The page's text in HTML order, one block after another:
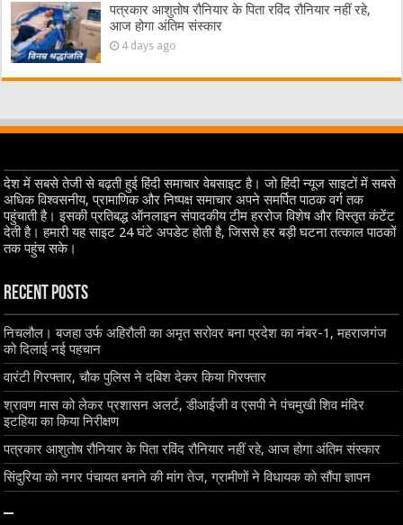
पत्रकार आशुतोष रौनियार के पिता रविंद रौनियार नहीं रहे,
आज होगा अंतिम संस्कार
4 days ago
देश में सबसे तेजी से बढ़ती हुई हिंदी समाचार वेबसाइट है। जो हिंदी न्यूज साइटों में सबसे
अधिक विश्वसनीय, प्रामाणिक और निष्पक्ष समाचार अपने समर्पित पाठक वर्ग तक
पहुंचाती है। इसकी प्रतिबद्ध ऑनलाइन संपादकीय टीम हररोज विशेष और विस्तृत कंटेंट
देती है। हमारी यह साइट 24 घंटे अपडेट होती है, जिससे हर बड़ी घटना तत्काल पाठकों
तक पहुंच सके।
Recent Posts
निचलौल। बजहा उर्फ अहिरौली का अमृत सरोवर बना प्रदेश का नंबर-1, महराजगंज
को दिलाई नई पहचान
वारंटी गिरफ्तार, चौक पुलिस ने दबिश देकर किया गिरफ्तार
श्रावण मास को लेकर प्रशासन अलर्ट, डीआईजी व एसपी ने पंचमुखी शिव मंदिर
इटहिया का किया निरीक्षण
पत्रकार आशुतोष रौनियार के पिता रविंद रौनियार नहीं रहे, आज होगा अंतिम संस्कार
सिंदुरिया को नगर पंचायत बनाने की मांग तेज, ग्रामीणों ने विधायक को सौंपा ज्ञापन
–